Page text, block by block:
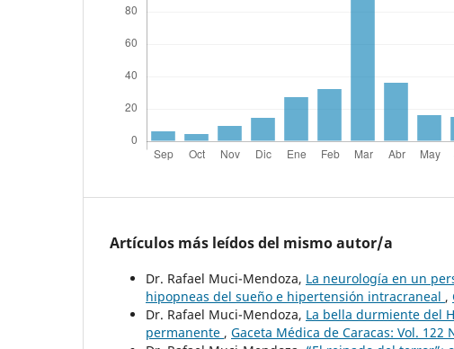
Artículos más leídos del mismo autor/a
Dr. Rafael Muci-Mendoza, La neurología en un
hipopneas del sueño e hipertensión intracraneal ,
Dr. Rafael Muci-Mendoza, La bella durmiente del
permanente , Gaceta Médica de Caracas: Vol. 122